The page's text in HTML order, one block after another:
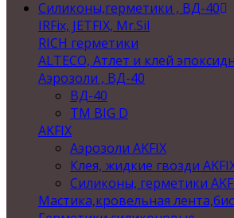
Силиконы,герметики , ВД-40
IRFix, JETFIX, Mr.Sil
RICH герметики
ALTECO, Атлет и клей
Аэрозоли , ВД-40
ВД-40
TM BIG D
AKFIX
Аэрозоли AKFIX
Клея, жидкие гвозди
Силиконы, герметики
Мастика,кровельная